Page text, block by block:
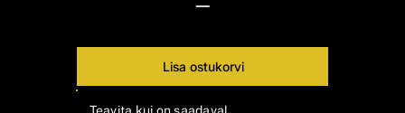
Lisa ostukorvi